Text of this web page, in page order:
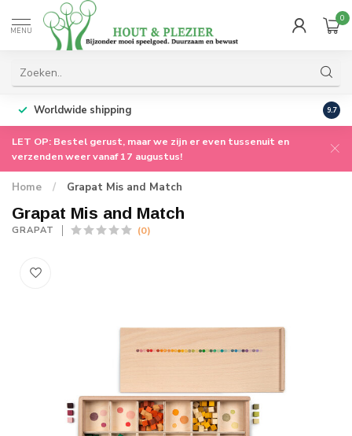
MENU
0
Worldwide shipping 9.7
LET OP: Bestel gerust, maar we zijn er even tussenuit en
verzenden weer vanaf 17 augustus!
Home / Grapat Mis and Match
Grapat Mis and Match
GRAPAT (0)